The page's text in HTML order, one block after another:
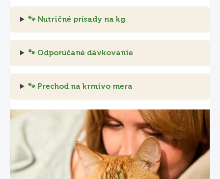
🐾 Nutričné prísady na kg
🐾 Odporúčané dávkovanie
🐾 Prechod na krmivo mera